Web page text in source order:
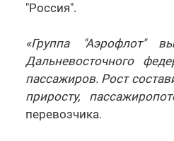
"Россия".
«Группа "Аэрофлот"
Дальневосточного
пассажиров. Рост
приросту,
перевозчика.